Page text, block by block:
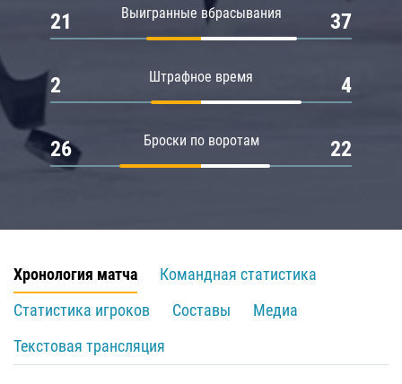
Выигранные вбрасывания
21 37
Штрафное время
2 4
Броски по воротам
26 22
Хронология матча
Командная статистика
Статистика игроков
Составы
Медиа
Текстовая трансляция